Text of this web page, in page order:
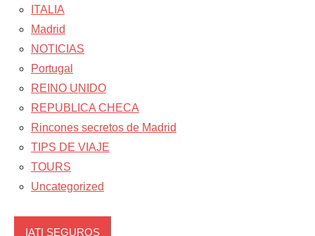
ITALIA
Madrid
NOTICIAS
Portugal
REINO UNIDO
REPUBLICA CHECA
Rincones secretos de Madrid
TIPS DE VIAJE
TOURS
Uncategorized
IATI SEGUROS